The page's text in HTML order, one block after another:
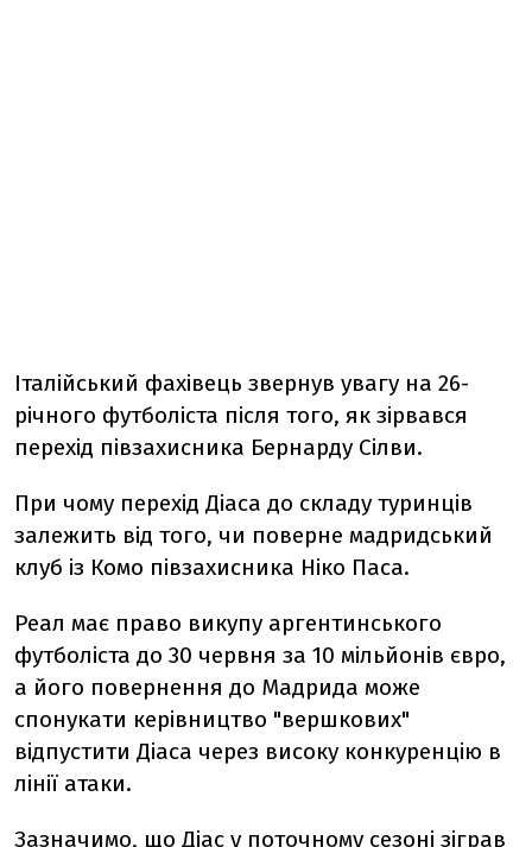
Італійський фахівець звернув увагу на 26-
річного футболіста після того, як зірвався
перехід півзахисника Бернарду Сілви.
При чому перехід Діаса до складу туринців
залежить від того, чи поверне мадридський
клуб із Комо півзахисника Ніко Паса.
Реал має право викупу аргентинського
футболіста до 30 червня за 10 мільйонів євро,
а його повернення до Мадрида може
спонукати керівництво "вершкових"
відпустити Діаса через високу конкуренцію в
лінії атаки.
Зазначимо, що Діас у поточному сезоні зіграв